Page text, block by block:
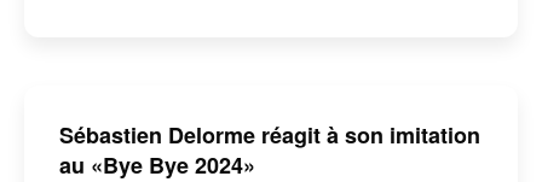
Sébastien Delorme réagit à son imitation
au «Bye Bye 2024»